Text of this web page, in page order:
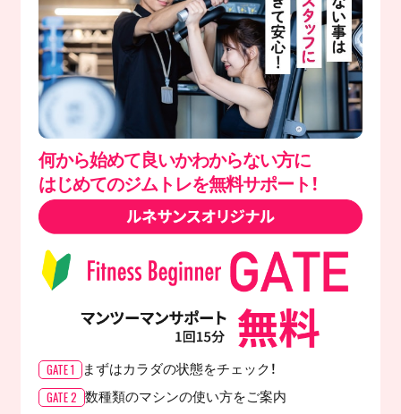
何から始めて良いかわからない方に
はじめてのジムトレを無料サポート！
GATE 1 まずはカラダの状態をチェック！
GATE 2 数種類のマシンの使い方をご案内